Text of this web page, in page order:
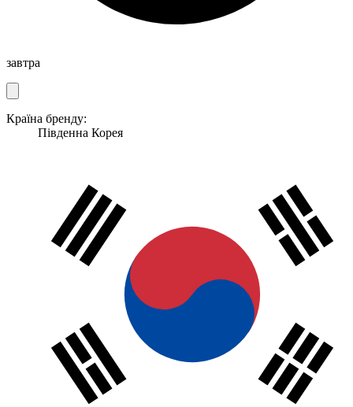
завтра
Країна бренду:
Південна Корея